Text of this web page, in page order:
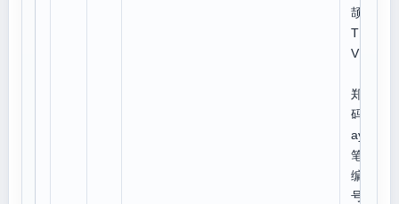
颉:T
TM
VN
郑
码:u
ays
笔顺
编
号:4